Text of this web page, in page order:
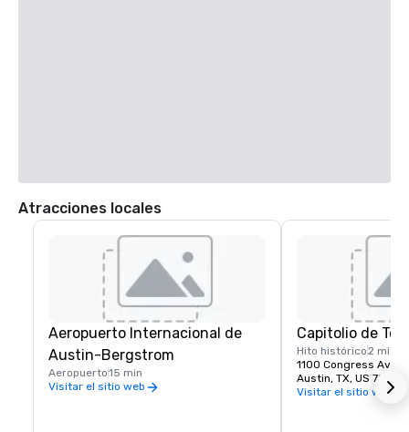
Atracciones locales
Aeropuerto Internacional de
Austin-Bergstrom
Aeropuerto15 min
Visitar el sitio web
Capitolio de
Hito histórico2 mi
1100 Congress Ave,
Austin, TX, US 78701
Visitar el sitio web